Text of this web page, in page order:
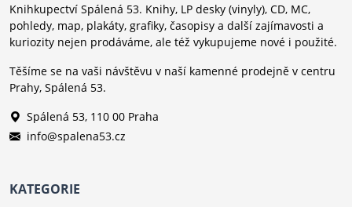
Knihkupectví Spálená 53. Knihy, LP desky (vinyly), CD, MC,
pohledy, map, plakáty, grafiky, časopisy a další zajímavosti a
kuriozity nejen prodáváme, ale též vykupujeme nové i použité.
Těšíme se na vaši návštěvu v naší kamenné prodejně v centru
Prahy, Spálená 53.
Spálená 53, 110 00 Praha
info@spalena53.cz
KATEGORIE